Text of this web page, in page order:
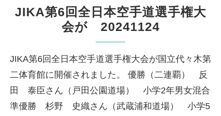
JIKA第6回全日本空手道選手権大
会が 20241124
JIKA第6回全日本空手道選手権大会が国立代々木第
二体育館に開催されました。 優勝（二連覇） 反
田 泰臣さん（戸田公園道場） 小学2年男女混合
準優勝 杉野 史織さん（武蔵浦和道場） 小学5